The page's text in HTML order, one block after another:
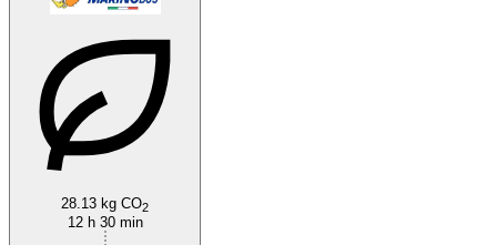
28.13 kg CO2
12 h 30 min